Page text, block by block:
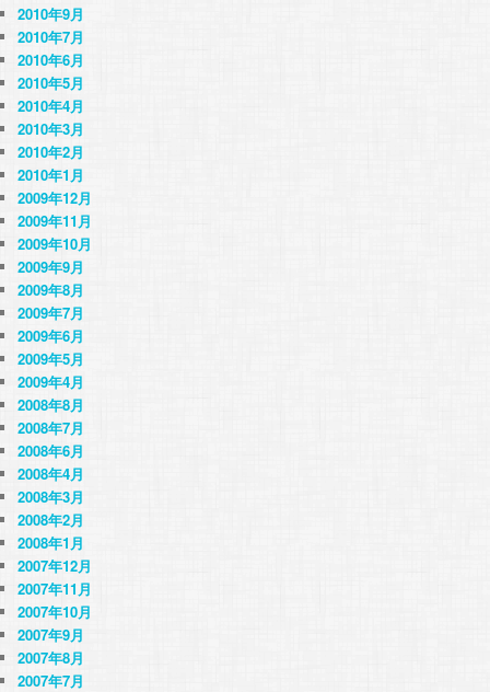
2010年9月
2010年7月
2010年6月
2010年5月
2010年4月
2010年3月
2010年2月
2010年1月
2009年12月
2009年11月
2009年10月
2009年9月
2009年8月
2009年7月
2009年6月
2009年5月
2009年4月
2008年8月
2008年7月
2008年6月
2008年4月
2008年3月
2008年2月
2008年1月
2007年12月
2007年11月
2007年10月
2007年9月
2007年8月
2007年7月